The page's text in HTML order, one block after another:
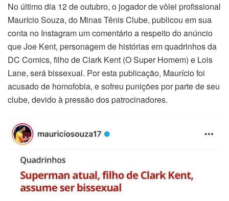
No último dia 12 de outubro, o jogador de vôlei profissional
Maurício Souza, do Minas Tênis Clube, publicou em sua
conta no Instagram um comentário a respeito do anúncio
que Joe Kent, personagem de histórias em quadrinhos da
DC Comics, filho de Clark Kent (O Super Homem) e Lois
Lane, será bissexual. Por esta publicação, Maurício foi
acusado de homofobia, e sofreu punições por parte de seu
clube, devido à pressão dos patrocinadores.